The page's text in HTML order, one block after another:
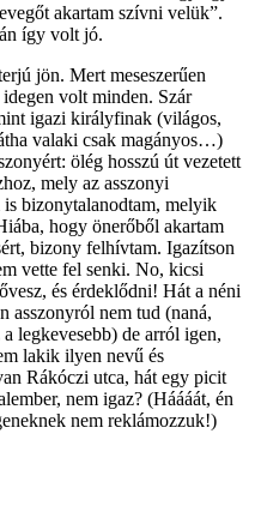
akartam szívni velük”.
így volt jó.
jön. Mert meseszerűen
volt minden. Szár
igazi királyfinak (világos,
valaki csak magányos…)
ölég hosszú út vezetett
mely az asszonyi
is bizonytalanodtam, melyik
hogy önerőből akartam
bizony felhívtam. Igazítson
vette fel senki. No, kicsi
és érdeklődni! Hát a néni
asszonyról nem tud (naná,
legkevesebb) de arról igen,
lakik ilyen nevű és
Rákóczi utca, hát egy picit
nem igaz? (Háááát, én
nem reklámozzuk!)